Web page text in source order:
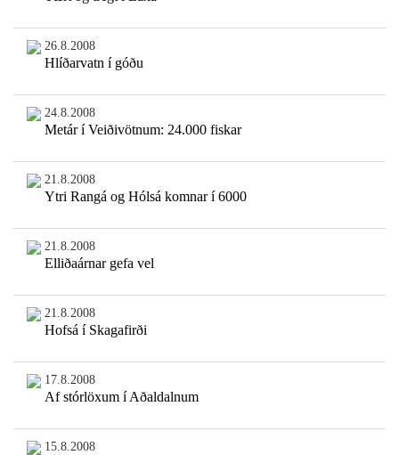
26.8.2008
Hlíðarvatn í góðu
24.8.2008
Metár í Veiðivötnum: 24.000 fiskar
21.8.2008
Ytri Rangá og Hólsá komnar í 6000
21.8.2008
Elliðaárnar gefa vel
21.8.2008
Hofsá í Skagafirði
17.8.2008
Af stórlöxum í Aðaldalnum
15.8.2008